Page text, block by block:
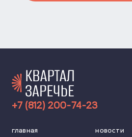
+7 (812) 200-74-23
главная новости